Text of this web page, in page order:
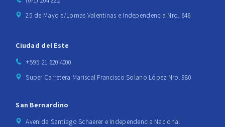
25 de Mayo e/Lomas Valentinas e Independencia Nro. 646
Ciudad del Este
+595 21 620 4000
Super Carretera Mariscal Francisco Solano López Nro. 980
San Bernardino
Avenida Santiago Schaerer e Independencia Nacional